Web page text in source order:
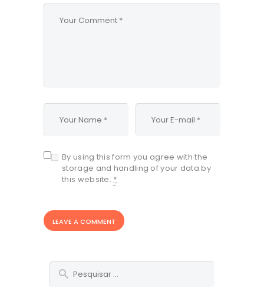
By using this form you agree with the
storage and handling of your data by
this website. *
Pesquisar
por: